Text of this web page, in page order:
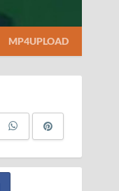
MP4UPLOAD